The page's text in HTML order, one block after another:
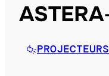
ASTERA
PROJECTEURS